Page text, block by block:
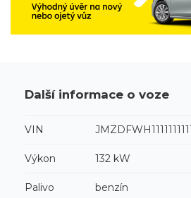
Další informace o voze
VIN
Výkon 132 kW
Palivo benzín